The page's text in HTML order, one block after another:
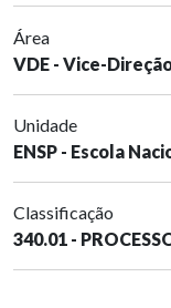
Área
VDE - Vice-
Unidade
ENSP - Escola
Classificação
340.01 -